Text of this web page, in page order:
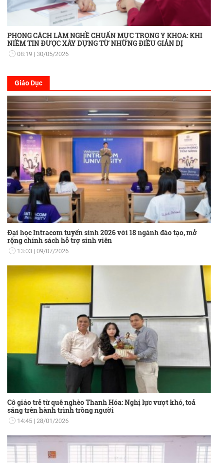
PHONG CÁCH LÀM NGHỀ CHUẨN MỰC TRONG Y KHOA: KHI
NIỀM TIN ĐƯỢC XÂY DỰNG TỪ NHỮNG ĐIỀU GIẢN DỊ
08:19 30/05/2026
Giáo Dục
Đại học Intracom tuyển sinh 2026 với 18 ngành đào tạo, mở
rộng chính sách hỗ trợ sinh viên
13:03 09/07/2026
Cô giáo trẻ từ quê nghèo Thanh Hóa: Nghị lực vượt khó, toả
sáng trên hành trình trồng người
14:45 28/01/2026